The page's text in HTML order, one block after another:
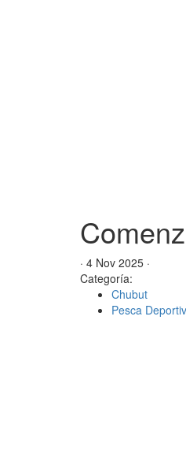
· 4 Nov 2025 ·
Categoría:
Chubut
Pesca